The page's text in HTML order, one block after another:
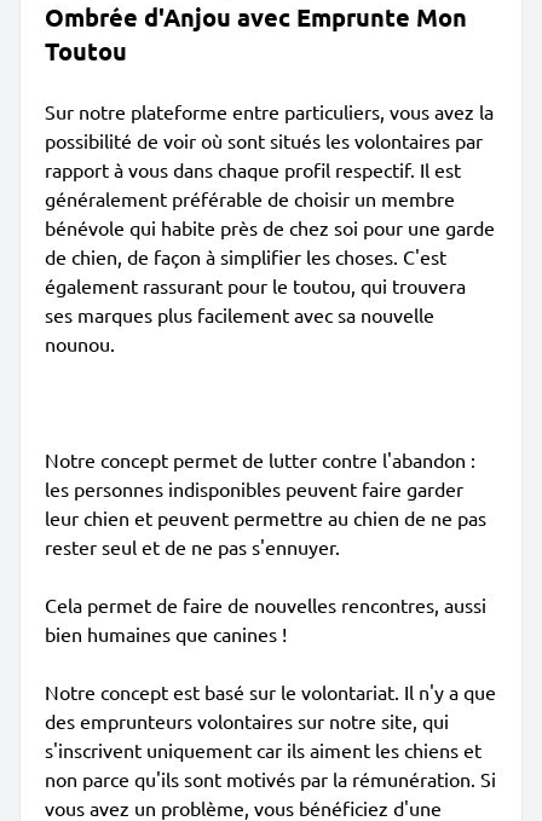
Ombrée d'Anjou avec Emprunte Mon
Toutou
Sur notre plateforme entre particuliers, vous avez la
possibilité de voir où sont situés les volontaires par
rapport à vous dans chaque profil respectif. Il est
généralement préférable de choisir un membre
bénévole qui habite près de chez soi pour une garde
de chien, de façon à simplifier les choses. C'est
également rassurant pour le toutou, qui trouvera
ses marques plus facilement avec sa nouvelle
nounou.
Notre concept permet de lutter contre l'abandon :
les personnes indisponibles peuvent faire garder
leur chien et peuvent permettre au chien de ne pas
rester seul et de ne pas s'ennuyer.
Cela permet de faire de nouvelles rencontres, aussi
bien humaines que canines !
Notre concept est basé sur le volontariat. Il n'y a que
des emprunteurs volontaires sur notre site, qui
s'inscrivent uniquement car ils aiment les chiens et
non parce qu'ils sont motivés par la rémunération. Si
vous avez un problème, vous bénéficiez d'une